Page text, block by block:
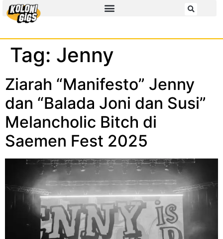
Tag: Jenny
Ziarah “Manifesto” Jenny
dan “Balada Joni dan Susi”
Melancholic Bitch di
Saemen Fest 2025